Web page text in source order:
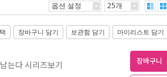
옵션 설정 25개
장바구니 담기 보관함 담기 마이리스트 담기
는다 시리즈보기 장바구니